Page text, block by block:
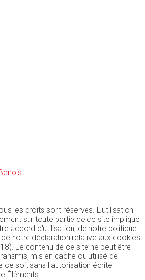
les droits sont réservés. L'utilisation
sur toute partie de ce site implique
accord d'utilisation, de notre politique
notre déclaration relative aux cookies
Le contenu de ce site ne peut être
mis en cache ou utilisé de
ce soit sans l'autorisation écrite
Éléments.